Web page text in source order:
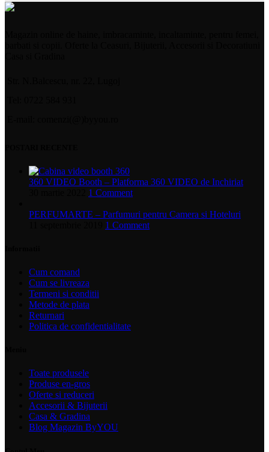
360 VIDEO Booth – Platforma 360 VIDEO de Inchiriat
1 Comment
PERFUMARTE – Parfumuri pentru Camera si Hoteluri
1 Comment
Cum comand
Cum se livreaza
Termeni si conditii
Metode de plata
Returnari
Politica de confidentialitate
Toate produsele
Produse en-gros
Oferte si reduceri
Accesorii & Bijuterii
Casa & Gradina
Blog Magazin ByYOU